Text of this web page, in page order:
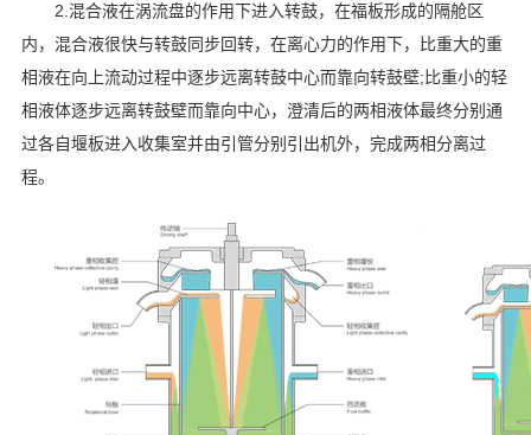
2.混合液在涡流盘的作用下进入转鼓，在福板形成的隔舱区
内，混合液很快与转鼓同步回转，在离心力的作用下，比重大的重
相液在向上流动过程中逐步远离转鼓中心而靠向转鼓壁;比重小的轻
相液体逐步远离转鼓壁而靠向中心，澄清后的两相液体最终分别通
过各自堰板进入收集室并由引管分别引出机外，完成两相分离过
程。